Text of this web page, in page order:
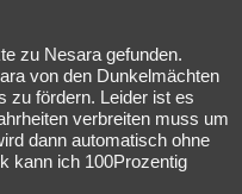
zu Nesara gefunden.
von den Dunkelmächten
zu fördern. Leider ist es
verbreiten muss um
dann automatisch ohne
kann ich 100Prozentig